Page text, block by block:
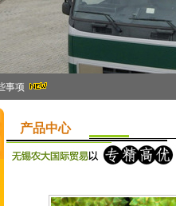
事项
产品中心